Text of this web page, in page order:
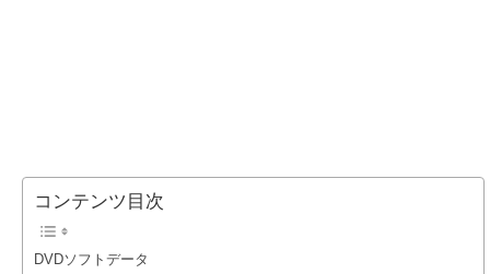
コンテンツ目次
DVDソフトデータ